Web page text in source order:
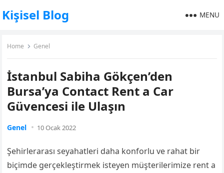
Kişisel Blog MENU
Home Genel
İstanbul Sabiha Gökçen’den
Bursa’ya Contact Rent a Car
Güvencesi ile Ulaşın
Genel 10 Ocak 2022
Şehirlerarası seyahatleri daha konforlu ve rahat bir
biçimde gerçekleştirmek isteyen müşterilerimize rent a